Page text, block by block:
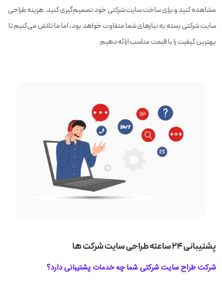
مشاهده کنید و برای ساخت سایت شرکتی خود تصمیم‌گیری کنید. هزینه طراحی
سایت شرکتی بسته به نیازهای شما متفاوت خواهد بود، اما ما تلاش می‌کنیم تا
بهترین کیفیت را با قیمت مناسب ارائه دهیم.
پشتیبانی ۲۴ ساعته طراحی سایت شرکت ها
شرکت طراح سایت شرکتی شما چه خدمات پشتیبانی دارد؟